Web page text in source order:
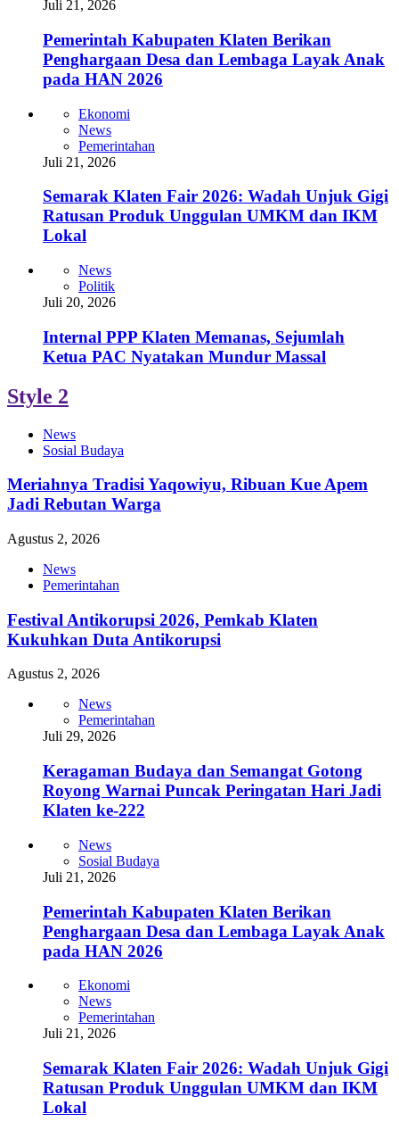
Juli 21, 2026
Pemerintah Kabupaten Klaten Berikan
Penghargaan Desa dan Lembaga Layak Anak
pada HAN 2026
Ekonomi
News
Pemerintahan
Juli 21, 2026
Semarak Klaten Fair 2026: Wadah Unjuk Gigi
Ratusan Produk Unggulan UMKM dan IKM
Lokal
News
Politik
Juli 20, 2026
Internal PPP Klaten Memanas, Sejumlah
Ketua PAC Nyatakan Mundur Massal
Style 2
News
Sosial Budaya
Meriahnya Tradisi Yaqowiyu, Ribuan Kue Apem
Jadi Rebutan Warga
Agustus 2, 2026
News
Pemerintahan
Festival Antikorupsi 2026, Pemkab Klaten
Kukuhkan Duta Antikorupsi
Agustus 2, 2026
News
Pemerintahan
Juli 29, 2026
Keragaman Budaya dan Semangat Gotong
Royong Warnai Puncak Peringatan Hari Jadi
Klaten ke-222
News
Sosial Budaya
Juli 21, 2026
Pemerintah Kabupaten Klaten Berikan
Penghargaan Desa dan Lembaga Layak Anak
pada HAN 2026
Ekonomi
News
Pemerintahan
Juli 21, 2026
Semarak Klaten Fair 2026: Wadah Unjuk Gigi
Ratusan Produk Unggulan UMKM dan IKM
Lokal